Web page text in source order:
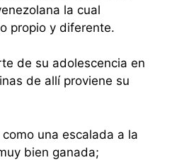
la cual
propio y diferente.
de su adolescencia en
de allí proviene su
una escalada a la
bien ganada;